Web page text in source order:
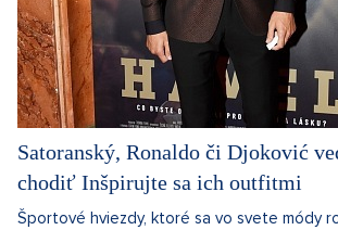
Satoranský, Ronaldo či Djoković
chodiť Inšpirujte sa ich outfitmi
Športové hviezdy, ktoré sa vo svete módy